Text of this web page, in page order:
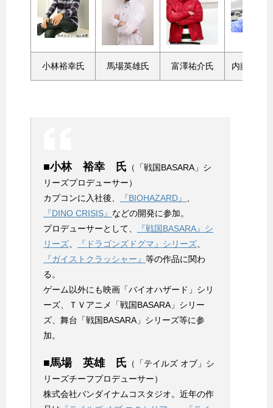
小林裕幸氏 馬場英雄氏 富澤祐介氏 内藤新二
■小林 裕幸 氏 （「戦国BASARA」シ
リーズプロデューサー）
カプコンに入社後、
『BIOHAZARD』
『DINO CRISIS』 などの開発に参加。
プロデューサーとして、
『戦国BASARA』シ
リーズ
『ドラゴンズドグマ』シリーズ
『ガイストクラッシャー』 等の作品に関わ
る。
ゲーム以外にも映画「バイオハザード」シリ
ーズ、ＴＶアニメ「戦国BASARA」シリー
ズ、舞台「戦国BASARA」シリーズ等に参
加。
■馬場 英雄 氏 （「テイルズ オブ」シ
リーズチーフプロデューサー）
株式会社バンダイナムコスタジオ。近年の作